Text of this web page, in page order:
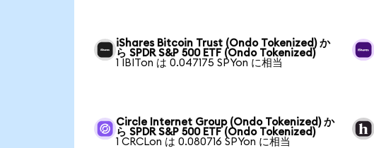
iShares Bitcoin Trust (Ondo Tokenized) か
ら SPDR S&P 500 ETF (Ondo Tokenized)
1 IBITon は 0.047175 SPYon に相当
Circle Internet Group (Ondo Tokenized) か
ら SPDR S&P 500 ETF (Ondo Tokenized)
1 CRCLon は 0.080716 SPYon に相当